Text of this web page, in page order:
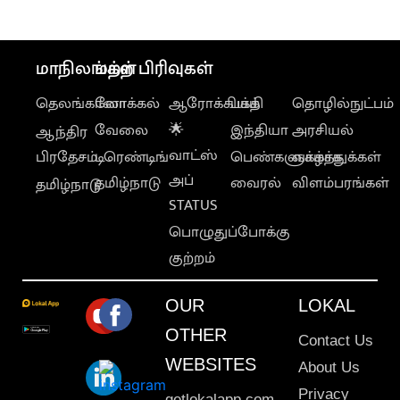
மாநிலங்கள்
தெலங்கானா
ஆந்திர
பிரதேசம்
தமிழ்நாடு
மற்ற பிரிவுகள்
லோக்கல்
வேலை
டிரெண்டிங்
தமிழ்நாடு
ஆரோக்கியம்
🌟
வாட்ஸ்
அப்
STATUS
பொழுதுப்போக்கு
குற்றம்
பக்தி
இந்தியா
பெண்களுக்காக
வைரல்
தொழில்நுட்பம்
அரசியல்
வாழ்த்துக்கள்
விளம்பரங்கள்
OUR
OTHER
WEBSITES
LOKAL
Contact Us
About Us
Privacy